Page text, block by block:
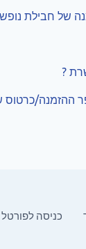
של חבילת
?
ההזמנה/
כניסה לפורטל